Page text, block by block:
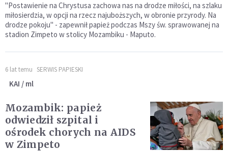
"Postawienie na Chrystusa zachowa nas na drodze miłości, na szlaku
miłosierdzia, w opcji na rzecz najuboższych, w obronie przyrody. Na
drodze pokoju" - zapewnił papież podczas Mszy św. sprawowanej na
stadion Zimpeto w stolicy Mozambiku - Maputo.
6 lat temu SERWIS PAPIESKI
KAI / ml
Mozambik: papież
odwiedził szpital i
ośrodek chorych na AIDS
w Zimpeto